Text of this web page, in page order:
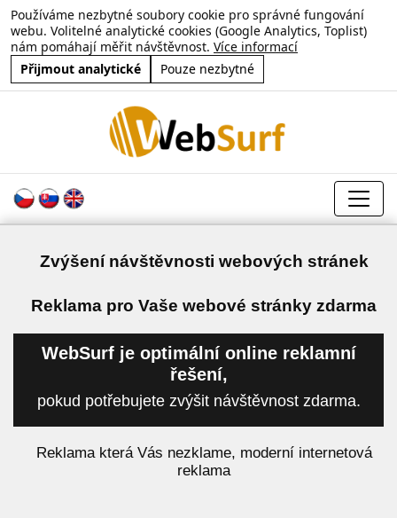
Používáme nezbytné soubory cookie pro správné fungování
webu. Volitelné analytické cookies (Google Analytics, Toplist)
nám pomáhají měřit návštěvnost. Více informací
Přijmout analytické
Pouze nezbytné
Zvýšení návštěvnosti webových stránek
Reklama pro Vaše webové stránky zdarma
WebSurf je optimální online reklamní
řešení,
pokud potřebujete zvýšit návštěvnost zdarma.
Reklama která Vás nezklame, moderní internetová
reklama